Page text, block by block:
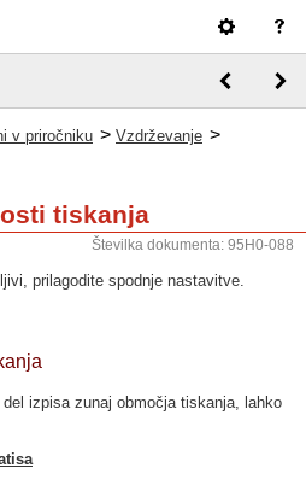
v priročniku > Vzdrževanje >
tiskanja
Številka dokumenta: 95H0-088
prilagodite spodnje nastavitve.
izpisa zunaj območja tiskanja, lahko